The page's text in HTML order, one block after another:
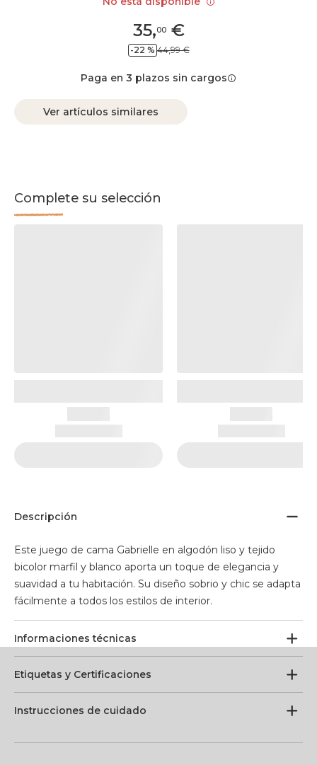
35,00€
-22 % 44,99 €
Paga en 3 plazos sin cargos
Ver artículos similares
Complete su selección
Descripción
Este juego de cama Gabrielle en algodón liso y tejido
bicolor marfil y blanco aporta un toque de elegancia y
suavidad a tu habitación. Su diseño sobrio y chic se adapta
fácilmente a todos los estilos de interior.
Informaciones técnicas
Etiquetas y Certificaciones
Instrucciones de cuidado